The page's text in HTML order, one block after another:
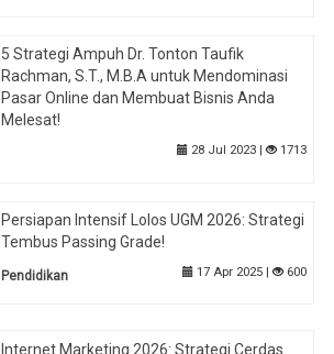
5 Strategi Ampuh Dr. Tonton Taufik
Rachman, S.T., M.B.A untuk Mendominasi
Pasar Online dan Membuat Bisnis Anda
Melesat!
28 Jul 2023 | 1713
Persiapan Intensif Lolos UGM 2026: Strategi
Tembus Passing Grade!
Pendidikan 17 Apr 2025 | 600
Internet Marketing 2026: Strategi Cerdas